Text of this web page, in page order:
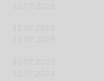
31.07.2026
31.07.2024 -
31.07.2025
31.07.2023 -
31.07.2024